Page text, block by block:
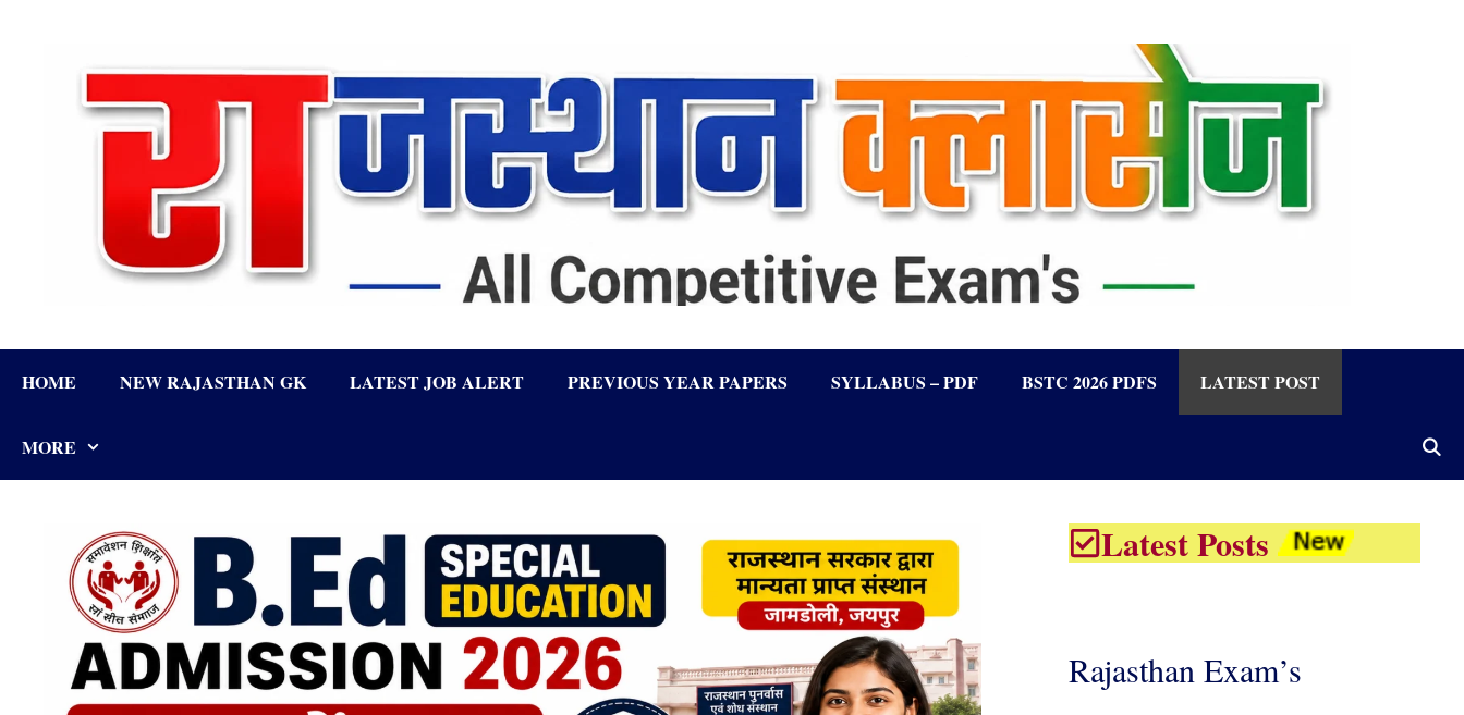
HOME NEW RAJASTHAN GK LATEST JOB ALERT PREVIOUS YEAR PAPERS SYLLABUS – PDF BSTC 2026 PDFS LATEST POST
MORE
Latest Posts
Rajasthan Exam’s